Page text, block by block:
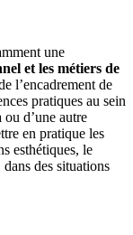
une
et les métiers de
l’encadrement de
pratiques au sein
ou d’une autre
en pratique les
esthétiques, le
des situations